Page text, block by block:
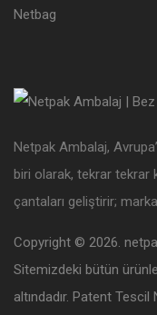
Netpak Ambalaj,
biri olarak, tekrar tekrar
çantaları geliştirir;
Copyright © 2026.
Sitemizdeki bütün
altındadır. Patent
Netbag